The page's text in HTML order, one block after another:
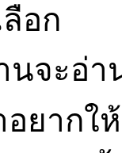
อก
จะอ่า
อยากใ